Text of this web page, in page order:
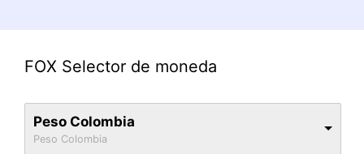
FOX Selector de moneda
Peso Colombia
Peso Colombia